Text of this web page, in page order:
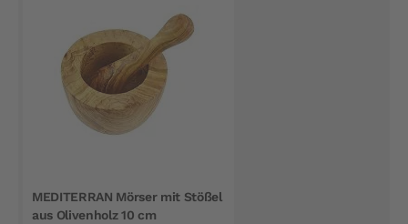
MEDITERRAN Mörser mit Stößel
aus Olivenholz 10 cm